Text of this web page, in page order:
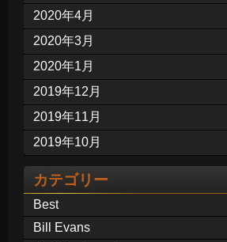
2020年4月
2020年3月
2020年1月
2019年12月
2019年11月
2019年10月
カテゴリー
Best
Bill Evans